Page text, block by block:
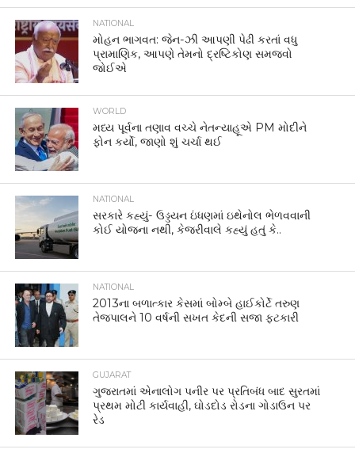
NATIONAL
મોહન ભાગવત: જેન-ઝી આપણી પેઢી કરતાં વધુ
પ્રામાણિક, આપણે તેમનો દ્રષ્ટિકોણ સમજવો
જોઈએ
WORLD
મધ્ય પૂર્વના તણાવ વચ્ચે નેતન્યાહૂએ PM મોદીને
ફોન કર્યો, જાણો શું ચર્ચા થઈ
NATIONAL
સરકારે કહ્યું- ઉડ્ડયન ઇંધણમાં ઇથેનોલ ભેળવવાની
કોઈ યોજના નથી, કેજરીવાલે કહ્યું હતું કે..
NATIONAL
2013ના બળાત્કાર કેસમાં બોમ્બે હાઈકોર્ટે તરુણ
તેજપાલને 10 વર્ષની સખત કેદની સજા ફટકારી
GUJARAT
ગુજરાતમાં એનાલોગ પનીર પર પ્રતિબંધ બાદ સુરતમાં
પ્રથમ મોટી કાર્યવાહી, ઘોડદોડ રોડના ગોડાઉન પર
રેડ